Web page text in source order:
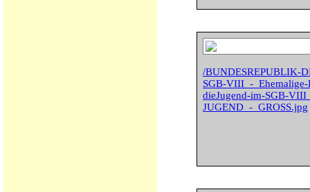
/BUNDESREPUBLIK-
SGB-VIII_-
dieJugend-im-SGB-
JUGEND_-_GROSS.jpg